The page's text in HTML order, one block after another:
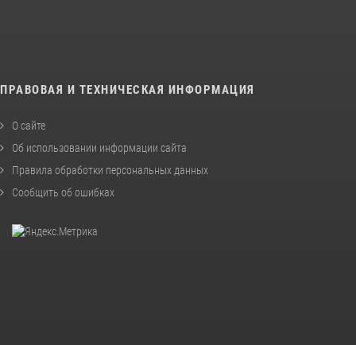
ПРАВОВАЯ И ТЕХНИЧЕСКАЯ ИНФОРМАЦИЯ
О сайте
Об использовании информации сайта
Правила обработки персональных данных
Сообщить об ошибках